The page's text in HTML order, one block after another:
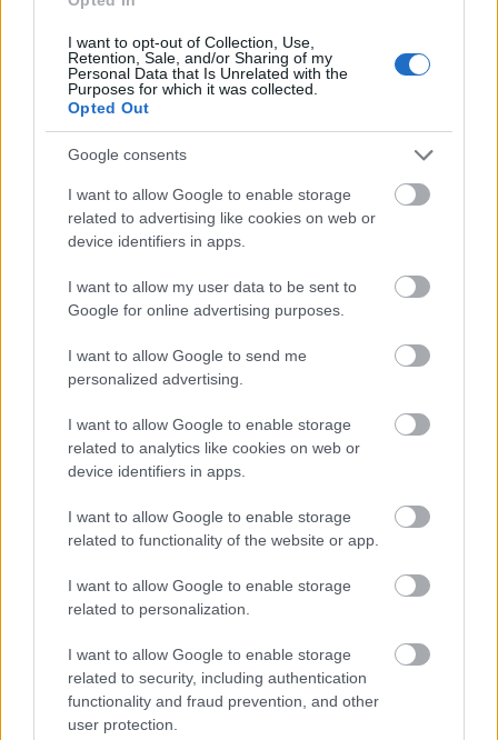
I want to opt-out of Collection, Use,
Retention, Sale, and/or Sharing of my
Personal Data that Is Unrelated with the
Purposes for which it was collected.
Opted Out
Google consents
I want to allow Google to enable storage
related to advertising like cookies on web or
device identifiers in apps.
I want to allow my user data to be sent to
Google for online advertising purposes.
I want to allow Google to send me
personalized advertising.
I want to allow Google to enable storage
related to analytics like cookies on web or
device identifiers in apps.
I want to allow Google to enable storage
related to functionality of the website or app.
I want to allow Google to enable storage
related to personalization.
I want to allow Google to enable storage
related to security, including authentication
functionality and fraud prevention, and other
user protection.
különszintű csomópontot hoz létre az MKIF az M1-es
Új gyalogosátkelők és jelzőlámpás
Másfélszeresére bővítik
Hódmezővásárhely jó hírű református
iskoláját
Flórián téri felüljárón
Paks II.: Mit jelent az 5. blokk új
mérföldköve a felülvizsgálat
Helyi hírek